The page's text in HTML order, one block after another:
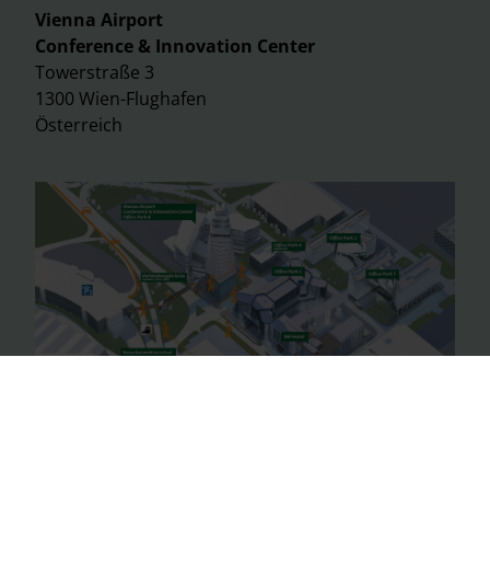
Vienna Airport
Conference & Innovation Center
Towerstraße 3
1300 Wien-Flughafen
Österreich